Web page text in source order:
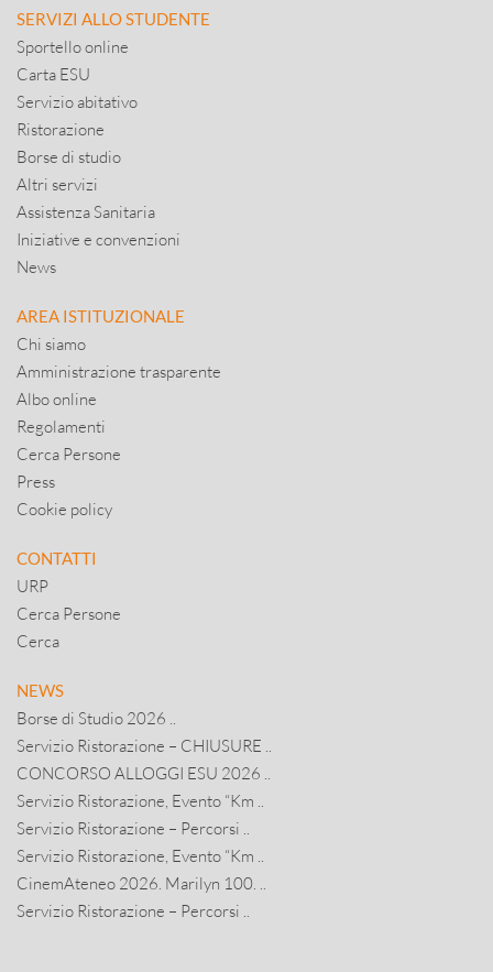
SERVIZI ALLO STUDENTE
Sportello online
Carta ESU
Servizio abitativo
Ristorazione
Borse di studio
Altri servizi
Assistenza Sanitaria
Iniziative e convenzioni
News
AREA ISTITUZIONALE
Chi siamo
Amministrazione trasparente
Albo online
Regolamenti
Cerca Persone
Press
Cookie policy
CONTATTI
URP
Cerca Persone
Cerca
NEWS
Borse di Studio 2026 ..
Servizio Ristorazione – CHIUSURE ..
CONCORSO ALLOGGI ESU 2026 ..
Servizio Ristorazione, Evento “Km ..
Servizio Ristorazione – Percorsi ..
Servizio Ristorazione, Evento “Km ..
CinemAteneo 2026. Marilyn 100. ..
Servizio Ristorazione – Percorsi ..